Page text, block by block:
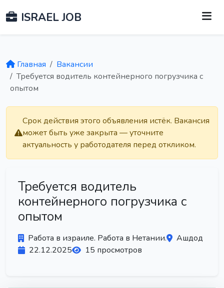
ISRAEL JOB
Главная
Вакансии
Требуется водитель контейнерного погрузчика с
опытом
Срок действия этого объявления истёк. Вакансия
может быть уже закрыта — уточните
актуальность у работодателя перед откликом.
Требуется водитель
контейнерного погрузчика с
опытом
Работа в израиле. Работа в Нетании.
Ашдод
22.12.2025
15 просмотров